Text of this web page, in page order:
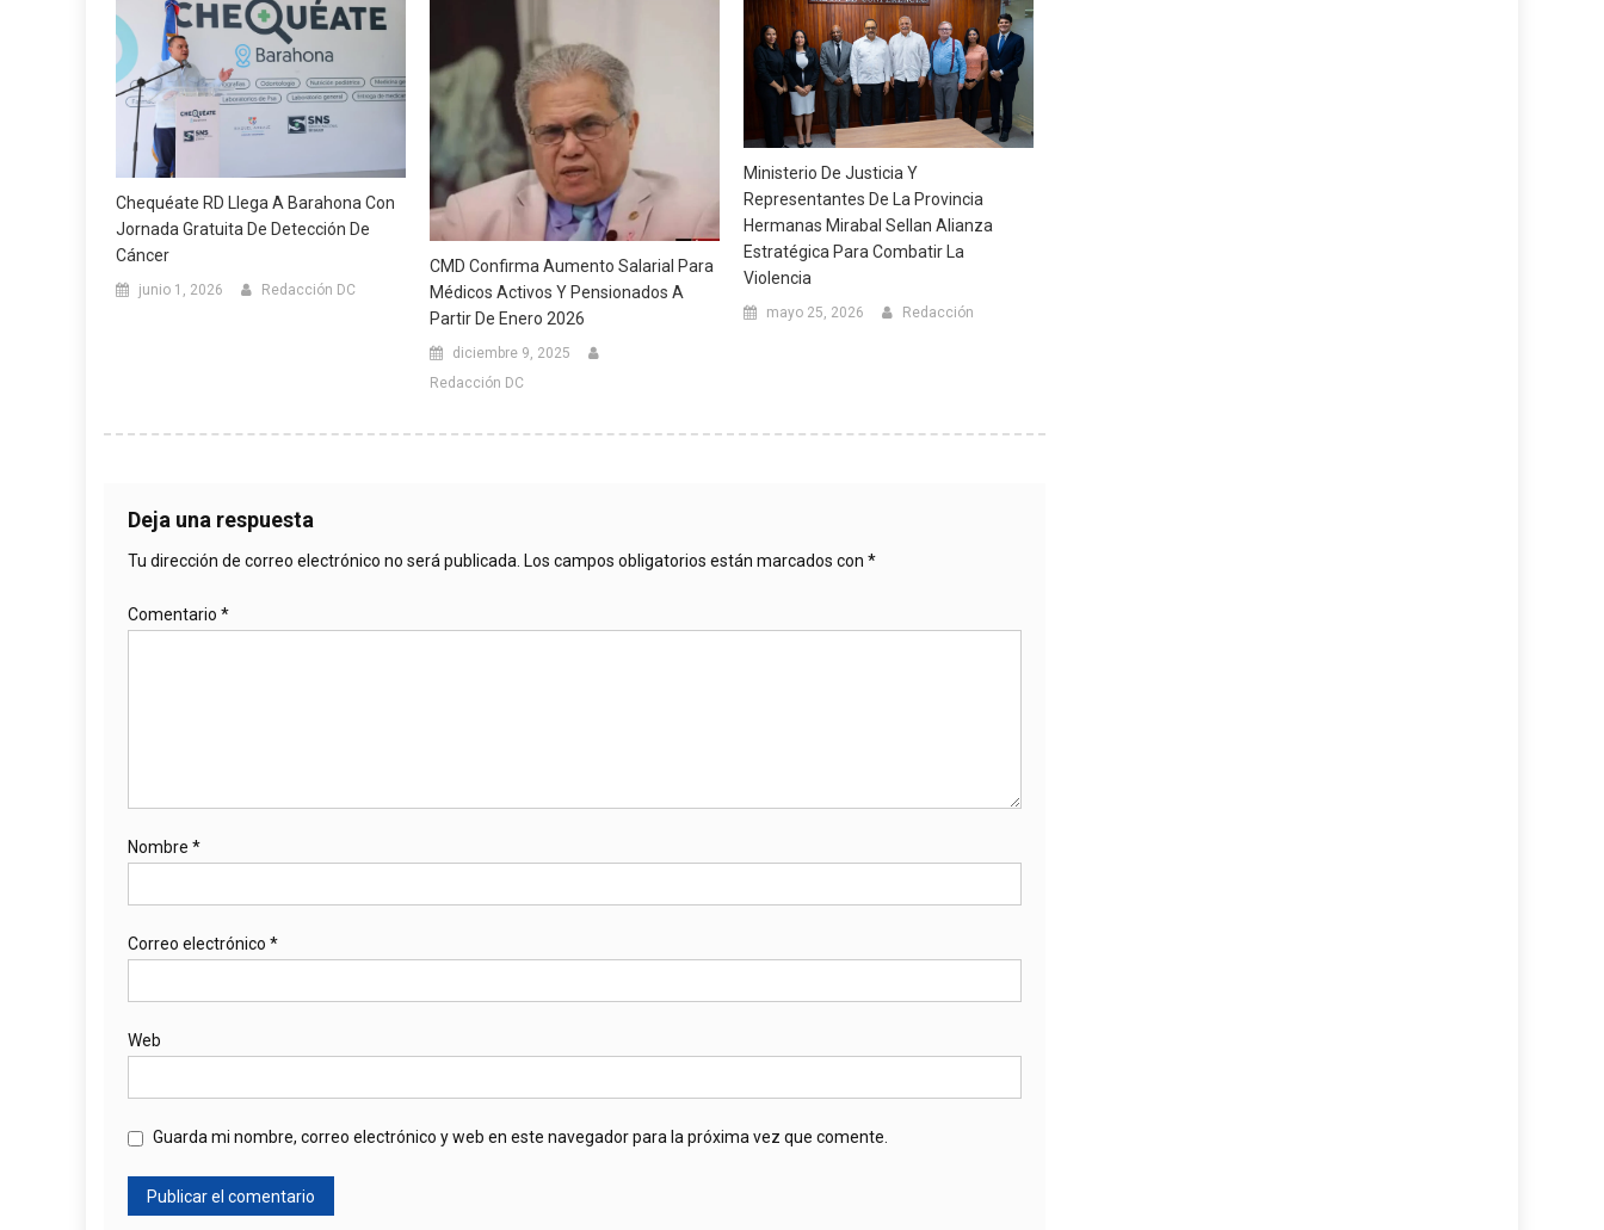
Chequéate RD Llega A Barahona Con
Jornada Gratuita De Detección De
Cáncer
junio 1, 2026 Redacción DC
CMD Confirma Aumento Salarial Para
Médicos Activos Y Pensionados A
Partir De Enero 2026
diciembre 9, 2025
Redacción DC
Ministerio De Justicia Y
Representantes De La Provincia
Hermanas Mirabal Sellan Alianza
Estratégica Para Combatir La
Violencia
mayo 25, 2026 Redacción
Deja una respuesta
Tu dirección de correo electrónico no será publicada. Los campos obligatorios están marcados con *
Comentario *
Nombre *
Correo electrónico *
Web
Guarda mi nombre, correo electrónico y web en este navegador para la próxima vez que comente.